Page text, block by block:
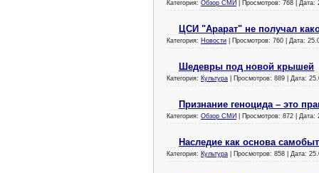
Категория: Обзор СМИ | Просмотров: 768 | Дата:
ЦСИ "Арарат" не получал
Категория: Новости | Просмотров: 760 | Дата:
Шедевры под новой крышей
Категория: Культура | Просмотров: 889 | Дата:
Признание геноцида – это
Категория: Обзор СМИ | Просмотров: 872 | Дата:
Наследие как основа
Категория: Культура | Просмотров: 858 | Дата: